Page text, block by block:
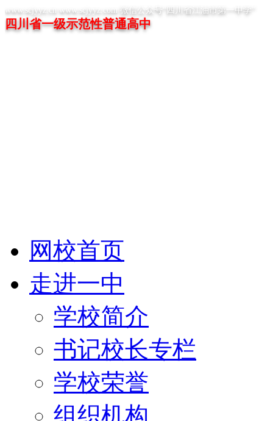
www.scjyyz.cn www.scjyyz.com 微信公众号“四川省江油市第一中学”
四川省一级示范性普通高中
网校首页
走进一中
学校简介
书记校长专栏
学校荣誉
组织机构